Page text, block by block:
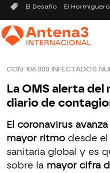
El Desafío El Hormiguero
CON 106.000 INFECTADOS
La OMS alerta
diario de
El coronavirus
mayor ritmo desde
sanitaria global y es
sobre la mayor cifra